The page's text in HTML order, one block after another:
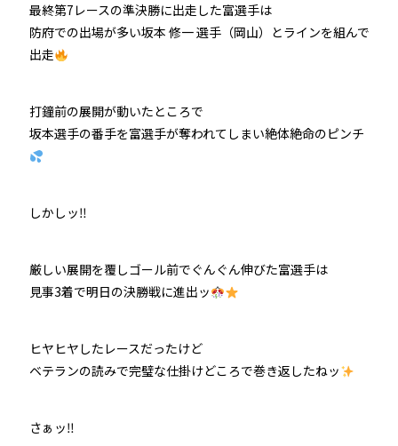
最終第7レースの準決勝に出走した富選手は
防府での出場が多い坂本 修一 選手（岡山）とラインを組んで
出走
打鐘前の展開が動いたところで
坂本選手の番手を富選手が奪われてしまい絶体絶命のピンチ
しかしッ‼
厳しい展開を覆しゴール前でぐんぐん伸びた富選手は
見事3着で明日の決勝戦に進出ッ
ヒヤヒヤしたレースだったけど
ベテランの読みで完璧な仕掛けどころで巻き返したねッ
さぁッ‼